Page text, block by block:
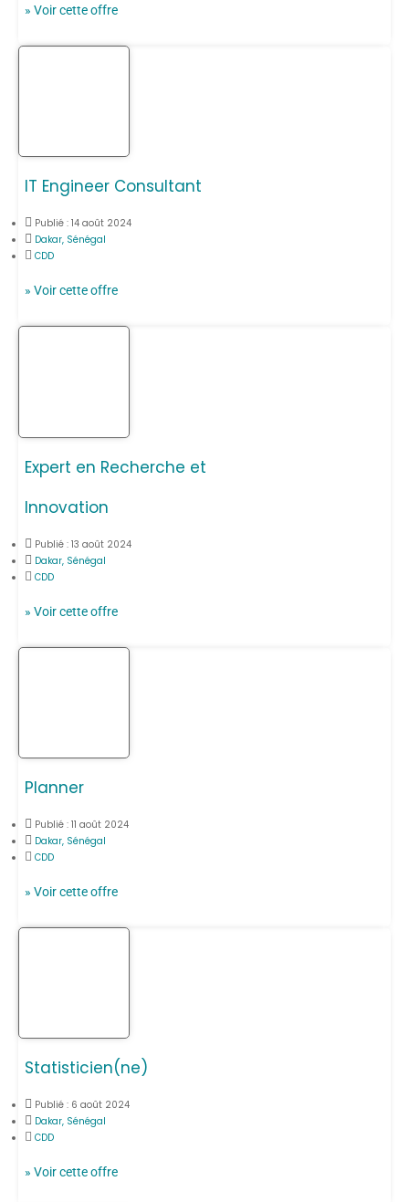
» Voir cette offre
IT Engineer Consultant
Publié : 14 août 2024
Dakar, Sénégal
CDD
» Voir cette offre
Expert en Recherche et
Innovation
Publié : 13 août 2024
Dakar, Sénégal
CDD
» Voir cette offre
Planner
Publié : 11 août 2024
Dakar, Sénégal
CDD
» Voir cette offre
Statisticien(ne)
Publié : 6 août 2024
Dakar, Sénégal
CDD
» Voir cette offre